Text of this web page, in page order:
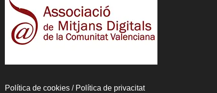
Política de cookies / Política de privacitat